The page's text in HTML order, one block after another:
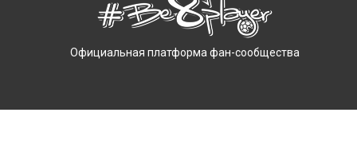
Официальная платформа фан-сообщества